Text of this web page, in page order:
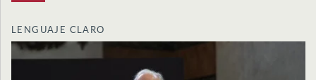
LENGUAJE CLARO